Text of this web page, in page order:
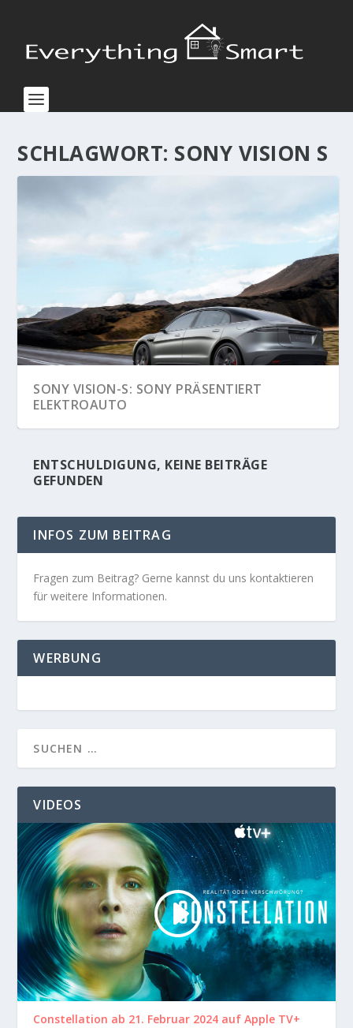
SCHLAGWORT: SONY VISION S
SONY VISION-S: SONY PRÄSENTIERT
ELEKTROAUTO
ENTSCHULDIGUNG, KEINE BEITRÄGE
GEFUNDEN
INFOS ZUM BEITRAG
Fragen zum Beitrag? Gerne kannst du uns kontaktieren
für weitere Informationen.
WERBUNG
VIDEOS
Constellation ab 21. Februar 2024 auf Apple TV+